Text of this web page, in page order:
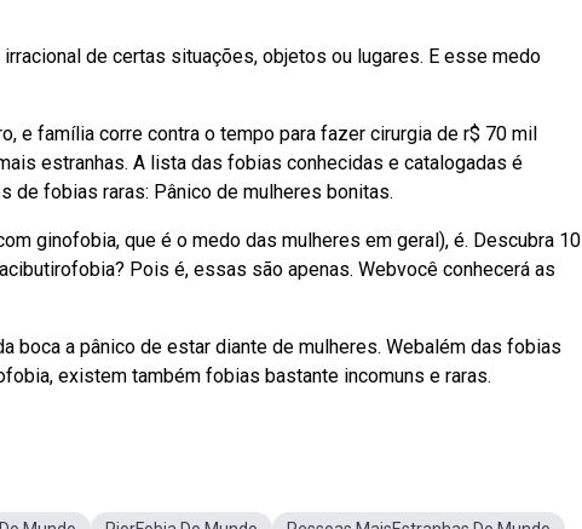
de certas situações, objetos ou lugares. E esse medo
e família corre contra o tempo para fazer cirurgia de r$ 70 mil
estranhas. A lista das fobias conhecidas e catalogadas é
de fobias raras: Pânico de mulheres bonitas.
ginofobia, que é o medo das mulheres em geral), é. Descubra 10
Pois é, essas são apenas. Webvocê conhecerá as
boca a pânico de estar diante de mulheres. Webalém das fobias
existem também fobias bastante incomuns e raras.